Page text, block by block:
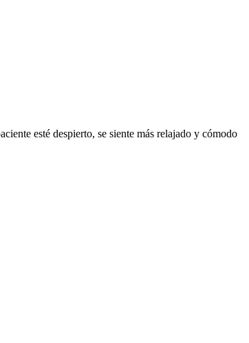
esté despierto, se siente más relajado y cómodo